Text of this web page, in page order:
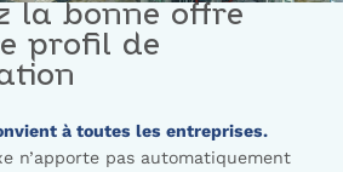
la bonne offre
profil de
à toutes les entreprises.
n’apporte pas automatiquement